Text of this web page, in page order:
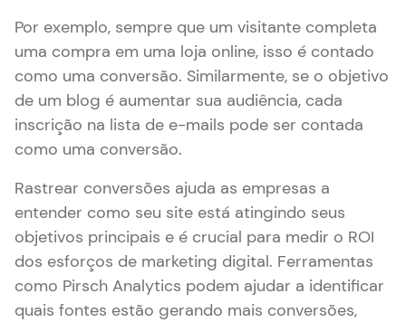
Por exemplo, sempre que um visitante completa
uma compra em uma loja online, isso é contado
como uma conversão. Similarmente, se o objetivo
de um blog é aumentar sua audiência, cada
inscrição na lista de e-mails pode ser contada
como uma conversão.
Rastrear conversões ajuda as empresas a
entender como seu site está atingindo seus
objetivos principais e é crucial para medir o ROI
dos esforços de marketing digital. Ferramentas
como Pirsch Analytics podem ajudar a identificar
quais fontes estão gerando mais conversões,